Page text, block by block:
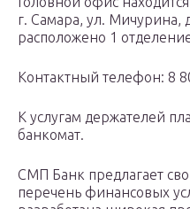
г. Самара, ул. Мичурина,
расположено 1
Контактный телефон: 8
К услугам держателей
банкомат.
СМП Банк предлагает
перечень финансовых